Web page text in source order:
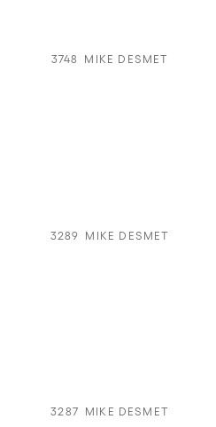
3748 MIKE DESMET
3289 MIKE DESMET
3287 MIKE DESMET